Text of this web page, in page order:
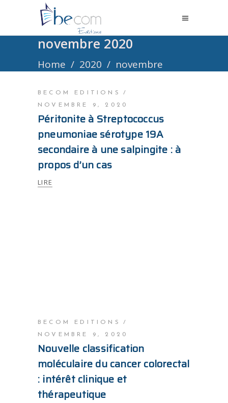
novembre 2020
Home / 2020 / novembre
BECOM EDITIONS
NOVEMBRE 9, 2020
Péritonite à Streptococcus
pneumoniae sérotype 19A
secondaire à une salpingite : à
propos d’un cas
LIRE
BECOM EDITIONS
NOVEMBRE 9, 2020
Nouvelle classification
moléculaire du cancer colorectal
: intérêt clinique et
thérapeutique